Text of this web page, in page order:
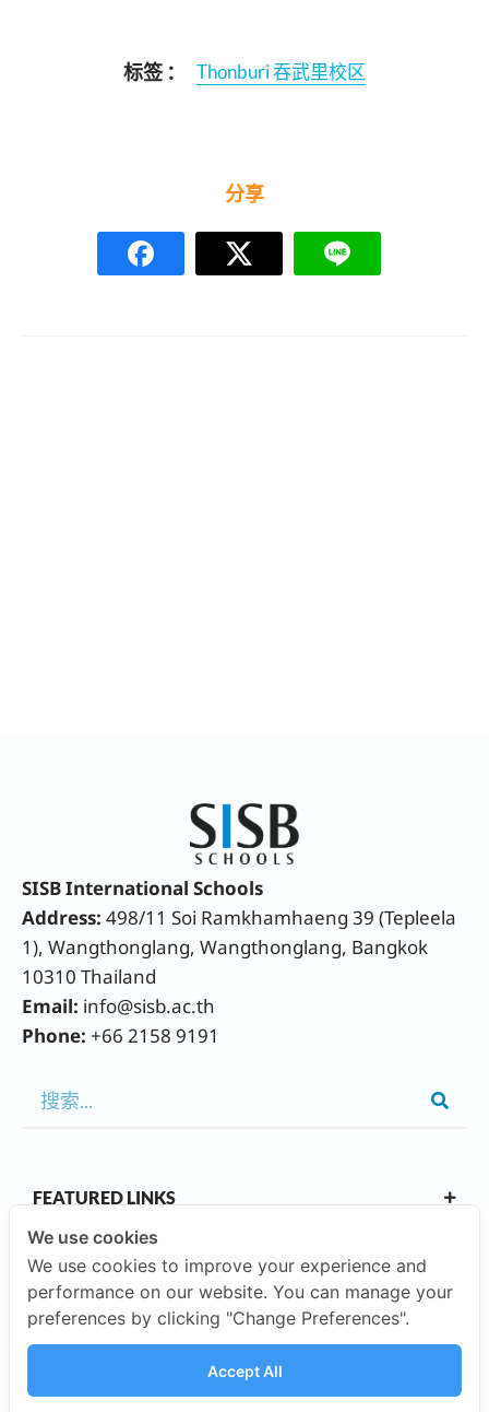
标签 ： Thonburi 吞武里校区
分享
SISB International Schools
Address:498/11 Soi Ramkhamhaeng 39 (Tepleela
1), Wangthonglang, Wangthonglang, Bangkok
10310 Thailand
Email: info@sisb.ac.th
Phone: +66 2158 9191
FEATURED LINKS
OUR CAMPUSES
We use cookies
We use cookies to improve your experience and
performance on our website. You can manage your
preferences by clicking "Change Preferences".
Accept All